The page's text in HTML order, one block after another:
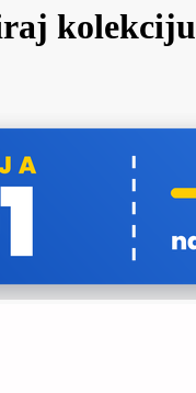
kolekciju